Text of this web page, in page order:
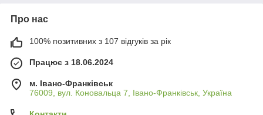
Про нас
100% позитивних з 107 відгуків за рік
Працює з 18.06.2024
м. Івано-Франківськ
76009, вул. Коновальца 7, Івано-Франківськ, Україна